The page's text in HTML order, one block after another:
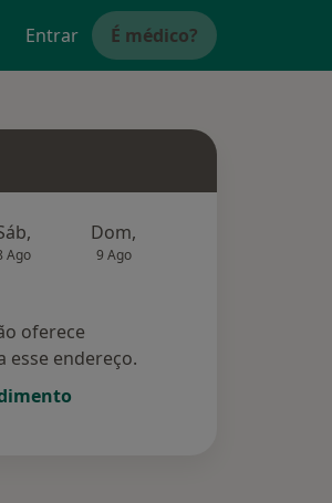
Entrar É médico?
Ago
Dom,
9 Ago
oferece
esse endereço.